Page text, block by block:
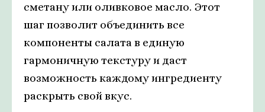
сметану или оливковое масло. Этот
шаг позволит объединить все
компоненты салата в единую
гармоничную текстуру и даст
возможность каждому ингредиенту
раскрыть свой вкус.